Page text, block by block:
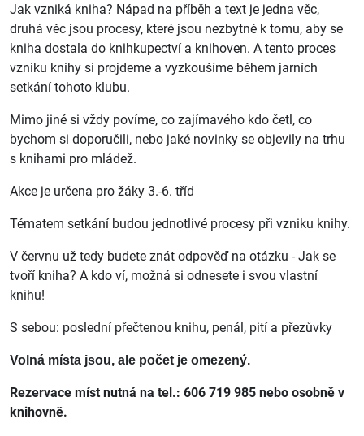
Jak vzniká kniha? Nápad na příběh a text je jedna věc,
druhá věc jsou procesy, které jsou nezbytné k tomu, aby se
kniha dostala do knihkupectví a knihoven. A tento proces
vzniku knihy si projdeme a vyzkoušíme během jarních
setkání tohoto klubu.
Mimo jiné si vždy povíme, co zajímavého kdo četl, co
bychom si doporučili, nebo jaké novinky se objevily na trhu
s knihami pro mládež.
Akce je určena pro žáky 3.-6. tříd
Tématem setkání budou jednotlivé procesy při vzniku knihy.
V červnu už tedy budete znát odpověď na otázku - Jak se
tvoří kniha? A kdo ví, možná si odnesete i svou vlastní
knihu!
S sebou: poslední přečtenou knihu, penál, pití a přezůvky
Volná místa jsou, ale počet je omezený.
Rezervace míst nutná na tel.: 606 719 985 nebo osobně v
knihovně.